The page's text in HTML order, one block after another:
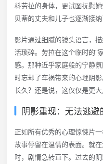
料劳拉的身体，更试图抚慰
贝蒂的丈夫和儿子也逐渐接纳
影片通过细腻的镜头语言，
活琐碎。劳拉在这个临时的"
感。那种近乎家庭般的宁静
时忘却了车祸带来的心理阴
长久？还是说，这仅仅是更
阴影重现：无法逃避
正如所有优秀的心理惊悚片
故事停留在温情的表面。就
时，剧情急转直下。过去的